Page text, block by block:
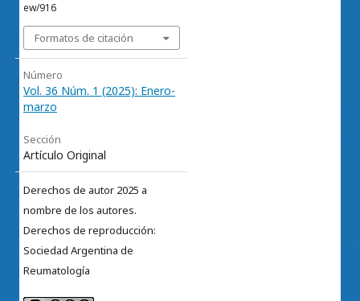
ew/916
Formatos de citación
Número
Vol. 36 Núm. 1 (2025): Enero-
marzo
Sección
Artículo Original
Derechos de autor 2025 a
nombre de los autores.
Derechos de reproducción:
Sociedad Argentina de
Reumatología